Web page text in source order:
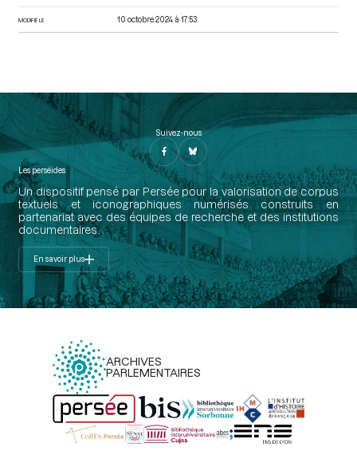
MODIFIÉ LE 10 octobre 2024 à 17:53
Suivez-nous
Les perséides
Un dispositif pensé par Persée pour la valorisation de corpus
textuels et iconographiques numérisés construits en
partenariat avec des équipes de recherche et des institutions
documentaires.
En savoir plus
ARCHIVES
PARLEMENTAIRES